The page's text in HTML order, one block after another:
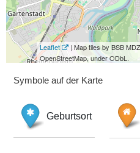
Leaflet
| Map tiles by BSB
OpenStreetMap, under ODbL.
Symbole auf der Karte
Geburtsort